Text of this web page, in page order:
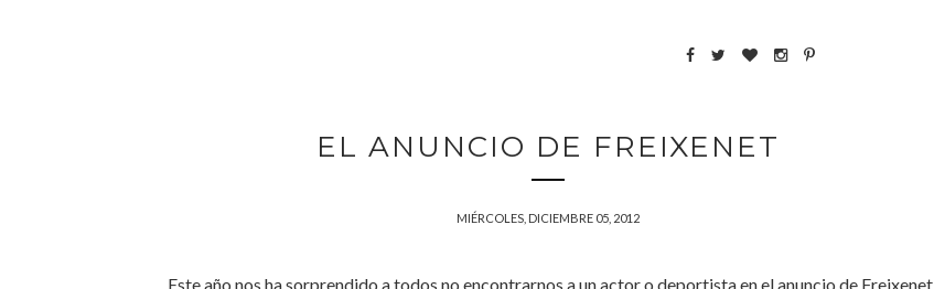
EL ANUNCIO DE FREIXENET
MIÉRCOLES, DICIEMBRE 05, 2012
Este año nos ha sorprendido a todos no encontrarnos a un actor o deportista en el anuncio de Freixenet